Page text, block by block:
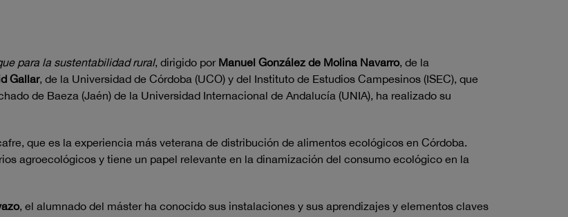
para la sustentabilidad rural, dirigido por Manuel González de Molina Navarro, de la
Gallar, de la Universidad de Córdoba (UCO) y del Instituto de Estudios Campesinos (ISEC), que
de Baeza (Jaén) de la Universidad Internacional de Andalucía (UNIA), ha realizado su
que es la experiencia más veterana de distribución de alimentos ecológicos en Córdoba.
agroecológicos y tiene un papel relevante en la dinamización del consumo ecológico en la
, el alumnado del máster ha conocido sus instalaciones y sus aprendizajes y elementos claves